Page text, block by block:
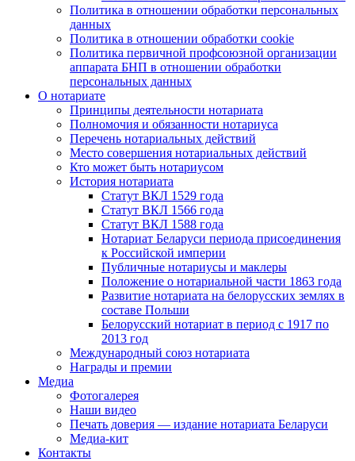
Политика в отношении обработки персональных
данных
Политика в отношении обработки cookie
Политика первичной профсоюзной организации
аппарата БНП в отношении обработки
персональных данных
О нотариате
Принципы деятельности нотариата
Полномочия и обязанности нотариуса
Перечень нотариальных действий
Место совершения нотариальных действий
Кто может быть нотариусом
История нотариата
Статут ВКЛ 1529 года
Статут ВКЛ 1566 года
Статут ВКЛ 1588 года
Нотариат Беларуси периода присоединения
к Российской империи
Публичные нотариусы и маклеры
Положение о нотариальной части 1863 года
Развитие нотариата на белорусских землях в
составе Польши
Белорусский нотариат в период с 1917 по
2013 год
Международный союз нотариата
Награды и премии
Медиа
Фотогалерея
Наши видео
Печать доверия — издание нотариата Беларуси
Медиа-кит
Контакты